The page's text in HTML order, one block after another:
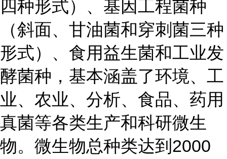
四种形式）、基因工程菌种
（斜面、甘油菌和穿刺菌三种
形式）、食用益生菌和工业发
酵菌种，基本涵盖了环境、工
业、农业、分析、食品、药用
真菌等各类生产和科研微生
物。微生物总种类达到2000